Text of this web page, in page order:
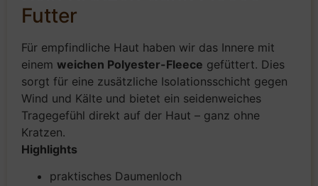
Futter
Für empfindliche Haut haben wir das Innere mit
einem weichen Polyester-Fleece gefüttert. Dies
sorgt für eine zusätzliche Isolationsschicht gegen
Wind und Kälte und bietet ein seidenweiches
Tragegefühl direkt auf der Haut – ganz ohne
Kratzen.
Highlights
praktisches Daumenloch